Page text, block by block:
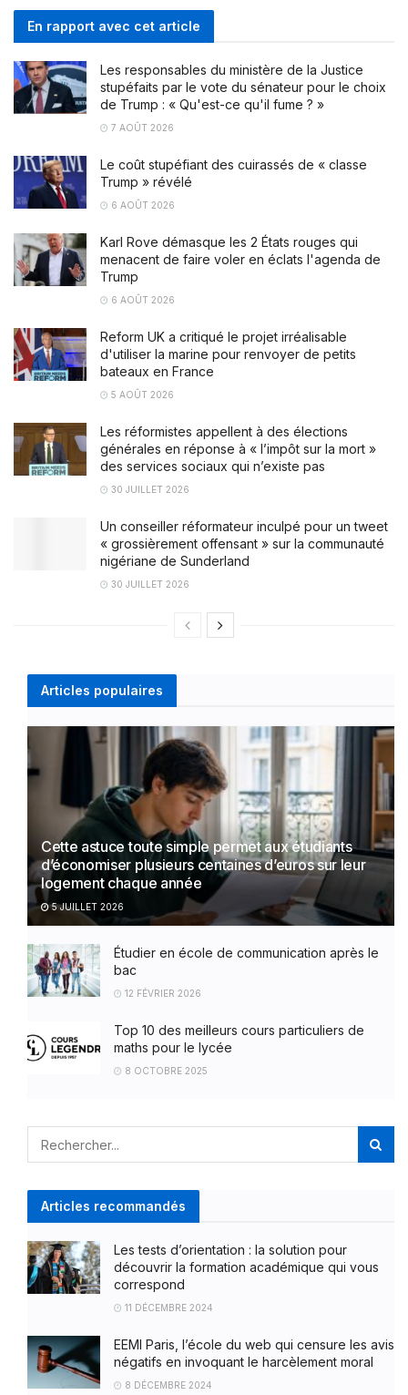
En rapport avec cet article
Les responsables du ministère de la Justice
stupéfaits par le vote du sénateur pour le choix
de Trump : « Qu'est-ce qu'il fume ? »
7 AOÛT 2026
Le coût stupéfiant des cuirassés de « classe
Trump » révélé
6 AOÛT 2026
Karl Rove démasque les 2 États rouges qui
menacent de faire voler en éclats l'agenda de
Trump
6 AOÛT 2026
Reform UK a critiqué le projet irréalisable
d'utiliser la marine pour renvoyer de petits
bateaux en France
5 AOÛT 2026
Les réformistes appellent à des élections
générales en réponse à « l’impôt sur la mort »
des services sociaux qui n’existe pas
30 JUILLET 2026
Un conseiller réformateur inculpé pour un tweet
« grossièrement offensant » sur la communauté
nigériane de Sunderland
30 JUILLET 2026
Articles populaires
Cette astuce toute simple permet aux étudiants
d’économiser plusieurs centaines d’euros sur leur
logement chaque année
5 JUILLET 2026
Étudier en école de communication après le
bac
12 FÉVRIER 2026
Top 10 des meilleurs cours particuliers de
maths pour le lycée
8 OCTOBRE 2025
Articles recommandés
Les tests d’orientation : la solution pour
découvrir la formation académique qui vous
correspond
11 DÉCEMBRE 2024
EEMI Paris, l’école du web qui censure les avis
négatifs en invoquant le harcèlement moral
8 DÉCEMBRE 2024